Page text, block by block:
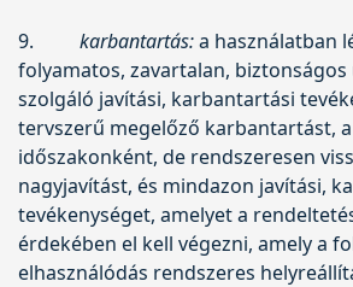
9. karbantartás:a használatban
folyamatos, zavartalan,
szolgáló javítási, karbantartási
tervszerű megelőző karbantartást,
időszakonként, de rendszeresen
nagyjavítást, és mindazon javítási,
tevékenységet, amelyet a
érdekében el kell végezni, amely a
elhasználódás rendszeres